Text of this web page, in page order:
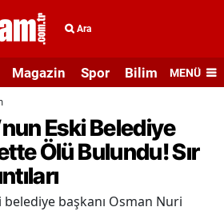
Ara
Magazin Spor Bilim veMENÜ
Eski Belediye
Ölü Bulundu! Sır
başkanı Osman Nuri